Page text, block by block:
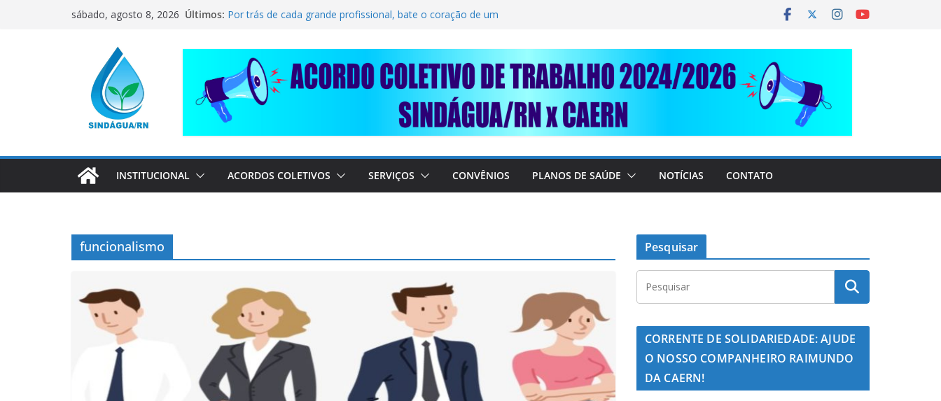
sábado, agosto 8, 2026 Últimos: CORRENTE DE SOLIDARIEDADE: AJUDE O NOSSO
COMPANHEIRO RAIMUNDO DA CAERN!
pai dedicado
📢 ATENÇÃO, TRABALHADORES DO SINDÁGUA/RN! 📢
Sindágua/RN presente em importante debate com o Ministro
Luiz Marinho!
ELE AVISOU SOBRE A SABESP! 🚨
INSTITUCIONAL ACORDOS COLETIVOS SERVIÇOS CONVÊNIOS PLANOS DE SAÚDE NOTÍCIAS CONTATO
funcionalismo Pesquisar
CORRENTE DE SOLIDARIEDADE: AJUDE
O NOSSO COMPANHEIRO RAIMUNDO
DA CAERN!